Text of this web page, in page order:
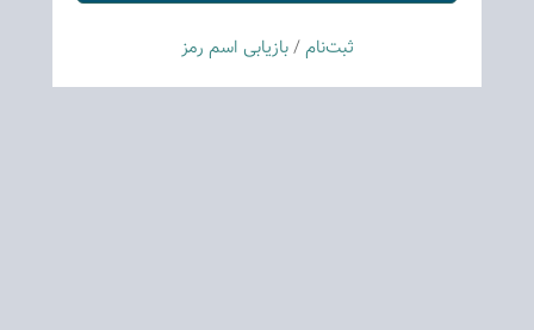
ثبت‌نام/بازیابی اسم رمز